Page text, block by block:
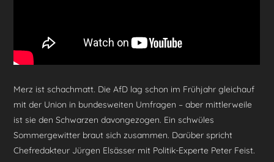
Merz ist schachmatt. Die AfD lag schon im Frühjahr gleichauf
mit der Union in bundesweiten Umfragen – aber mittlerweile
ist sie den Schwarzen davongezogen. Ein schwüles
Sommergewitter braut sich zusammen. Darüber spricht
Chefredakteur Jürgen Elsässer mit Politik-Experte Peter Feist.